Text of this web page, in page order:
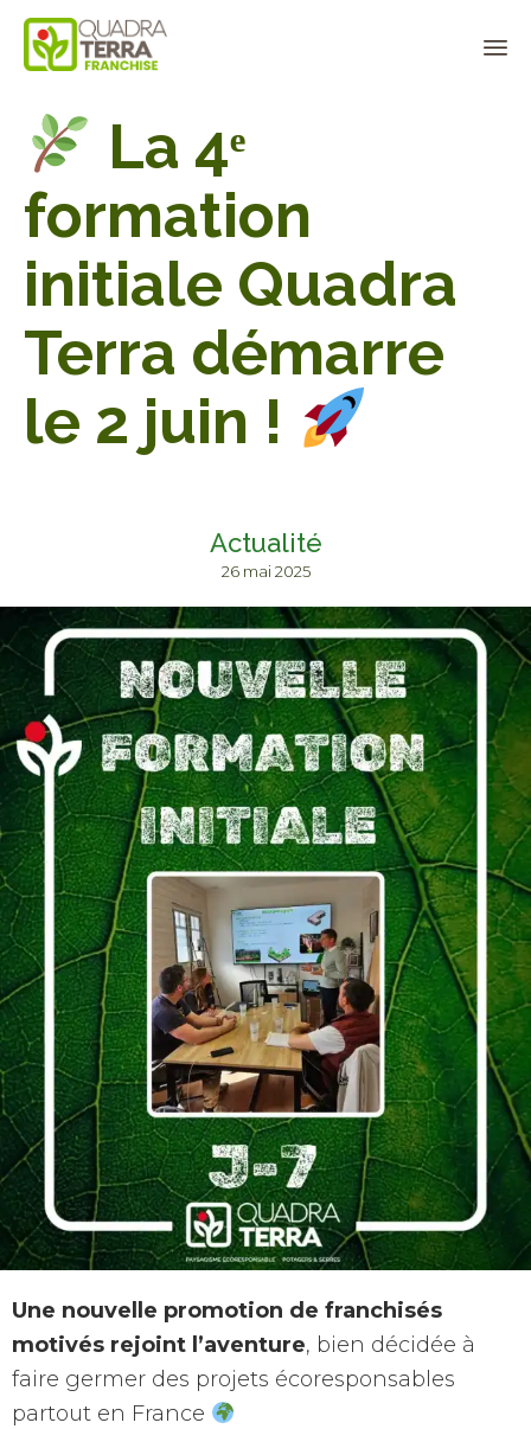
Panneau de gestion des cookies
La 4ᵉ
formation
initiale Quadra
Terra démarre
le 2 juin !
Actualité
26 mai 2025
Une nouvelle promotion de franchisés
motivés rejoint l’aventure, bien décidée à
faire germer des projets écoresponsables
partout en France